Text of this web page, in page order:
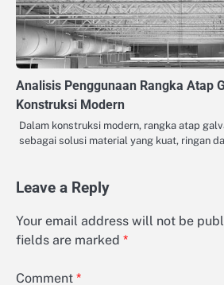
Analisis Penggunaan Rangka Atap
Konstruksi Modern
Dalam konstruksi modern, rangka atap
sebagai solusi material yang kuat, ringan
Leave a Reply
Your email address will not be
fields are marked *
Comment *